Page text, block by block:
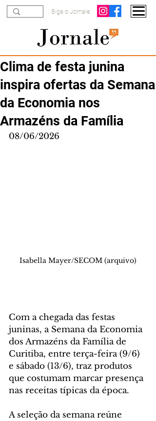
Siga o Jornale
Clima de festa junina
inspira ofertas da Semana
da Economia nos
Armazéns da Família
08/06/2026
Isabella Mayer/SECOM (arquivo)
Com a chegada das festas
juninas, a Semana da Economia
dos Armazéns da Família de
Curitiba, entre terça-feira (9/6)
e sábado (13/6), traz produtos
que costumam marcar presença
nas receitas típicas da época.
A seleção da semana reúne